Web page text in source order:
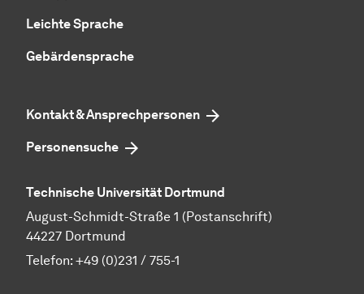
Leichte Sprache
Gebärdensprache
Kontakt & Ansprechpersonen
Personensuche
Technische Universität Dortmund
August-Schmidt-Straße 1 (Postanschrift)
44227 Dortmund
Telefon: +49 (0)231 / 755-1